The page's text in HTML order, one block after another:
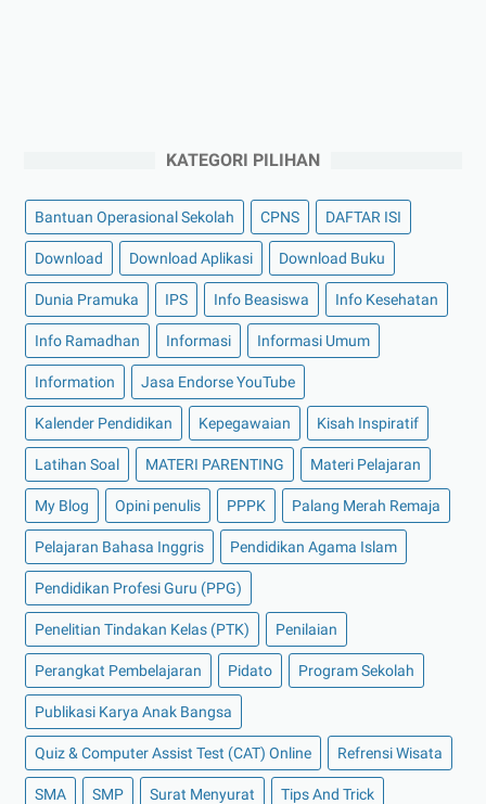
KATEGORI PILIHAN
Bantuan Operasional Sekolah CPNS DAFTAR ISI
Download Download Aplikasi Download Buku
Dunia Pramuka IPS Info Beasiswa Info Kesehatan
Info Ramadhan Informasi Informasi Umum
Information Jasa Endorse YouTube
Kalender Pendidikan Kepegawaian Kisah Inspiratif
Latihan Soal MATERI PARENTING Materi Pelajaran
My Blog Opini penulis PPPK Palang Merah Remaja
Pelajaran Bahasa Inggris Pendidikan Agama Islam
Pendidikan Profesi Guru (PPG)
Penelitian Tindakan Kelas (PTK) Penilaian
Perangkat Pembelajaran Pidato Program Sekolah
Publikasi Karya Anak Bangsa
Quiz & Computer Assist Test (CAT) Online Refrensi Wisata
SMA SMP Surat Menyurat Tips And Trick